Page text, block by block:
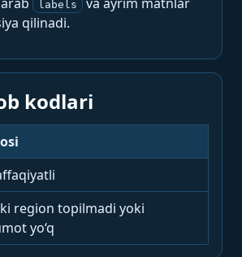
labels
qilinadi.
kodlari
region topilmadi yoki
yo‘q